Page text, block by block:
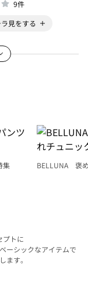
9件
見をする
集
BELLUNA 褒
プトに
ーシックなアイテムで
ます。